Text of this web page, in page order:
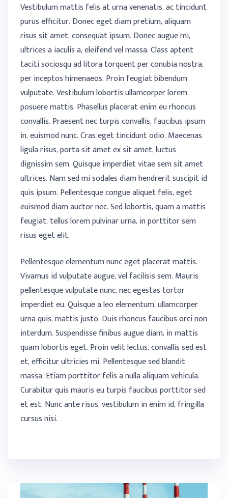
Vestibulum mattis felis at urna venenatis, ac tincidunt
purus efficitur. Donec eget diam pretium, aliquam
risus sit amet, consequat ipsum. Donec augue mi,
ultrices a iaculis a, eleifend vel massa. Class aptent
taciti sociosqu ad litora torquent per conubia nostra,
per inceptos himenaeos. Proin feugiat bibendum
vulputate. Vestibulum lobortis ullamcorper lorem
posuere mattis. Phasellus placerat enim eu rhoncus
convallis. Praesent nec turpis convallis, faucibus ipsum
in, euismod nunc. Cras eget tincidunt odio. Maecenas
ligula risus, porta sit amet ex sit amet, luctus
dignissim sem. Quisque imperdiet vitae sem sit amet
ultrices. Nam sed mi sodales diam hendrerit suscipit id
quis ipsum. Pellentesque congue aliquet felis, eget
euismod diam auctor nec. Sed lobortis, quam a mattis
feugiat, tellus lorem pulvinar urna, in porttitor sem
risus eget elit.
Pellentesque elementum nunc eget placerat mattis.
Vivamus id vulputate augue, vel facilisis sem. Mauris
pellentesque vulputate nunc, nec egestas tortor
imperdiet eu. Quisque a leo elementum, ullamcorper
urna quis, mattis justo. Duis rhoncus faucibus orci non
interdum. Suspendisse finibus augue diam, in mattis
quam lobortis eget. Proin velit lectus, convallis sed est
et, efficitur ultricies mi. Pellentesque sed blandit
massa. Etiam porttitor felis a nulla aliquam vehicula.
Curabitur quis mauris eu turpis faucibus porttitor sed
et est. Nunc ante risus, vestibulum in enim id, fringilla
cursus nisi.